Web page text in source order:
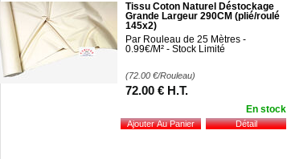
Tissu Coton Naturel Déstockage
Grande Largeur 290CM (plié/roulé
145x2)
Par Rouleau de 25 Mètres -
0.99€/M² - Stock Limité
(72.00 €/Rouleau)
72.00 € H.T.
En stock